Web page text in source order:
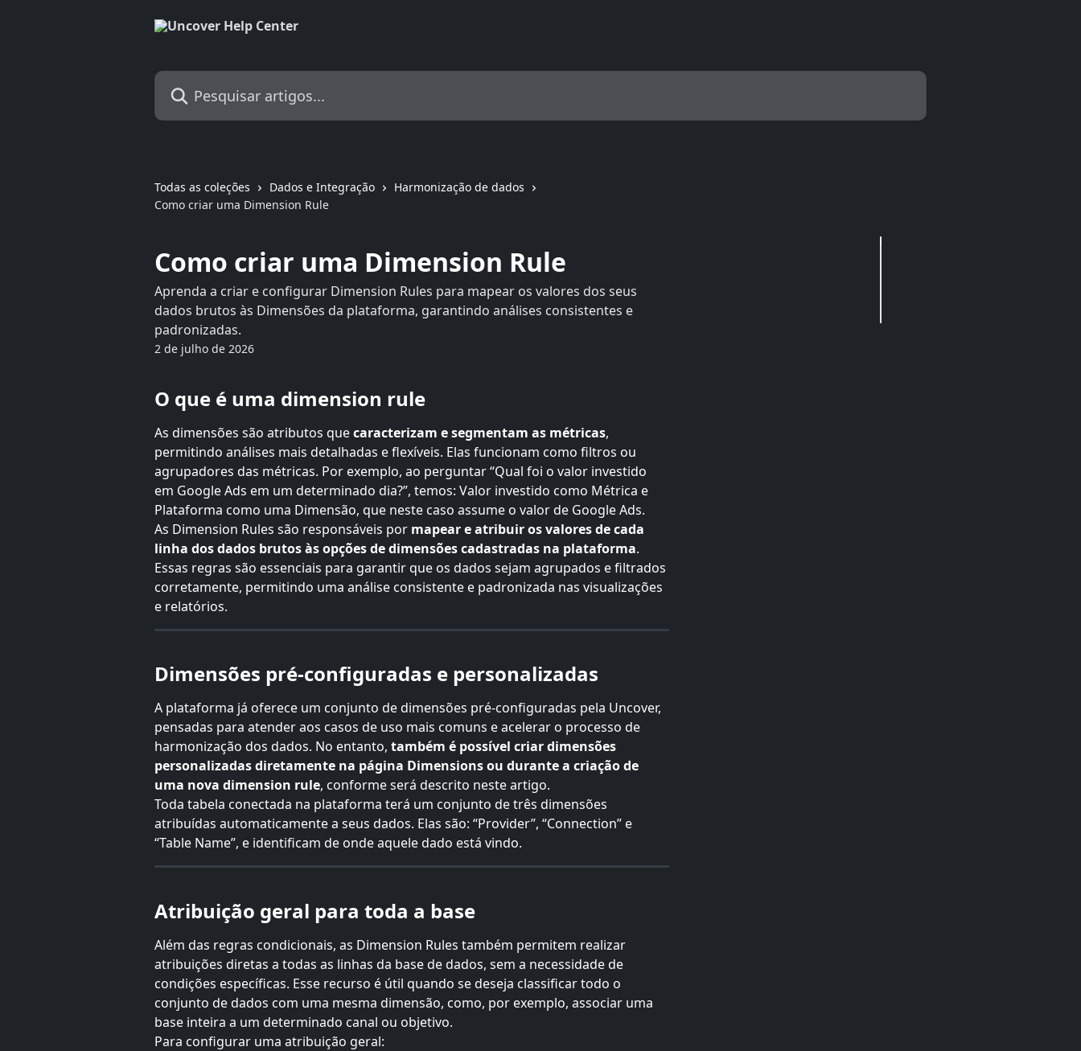
Pesquisar artigos...
Todas as coleções Dados e Integração
Harmonização de dados
Como criar uma Dimension Rule
Como criar uma Dimension Rule
Aprenda a criar e configurar Dimension Rules para mapear os valores dos seus
dados brutos às Dimensões da plataforma, garantindo análises consistentes e
padronizadas.
2 de julho de 2026
O que é uma dimension rule
As dimensões são atributos que caracterizam e segmentam as métricas,
permitindo análises mais detalhadas e flexíveis. Elas funcionam como filtros ou
agrupadores das métricas. Por exemplo, ao perguntar “Qual foi o valor investido
em Google Ads em um determinado dia?”, temos: Valor investido como Métrica e
Plataforma como uma Dimensão, que neste caso assume o valor de Google Ads.
As Dimension Rules são responsáveis por mapear e atribuir os valores de cada
linha dos dados brutos às opções de dimensões cadastradas na plataforma.
Essas regras são essenciais para garantir que os dados sejam agrupados e filtrados
corretamente, permitindo uma análise consistente e padronizada nas visualizações
e relatórios.
Dimensões pré-configuradas e personalizadas
A plataforma já oferece um conjunto de dimensões pré-configuradas pela Uncover,
pensadas para atender aos casos de uso mais comuns e acelerar o processo de
harmonização dos dados. No entanto, também é possível criar dimensões
personalizadas diretamente na página Dimensions ou durante a criação de
uma nova dimension rule, conforme será descrito neste artigo.
Toda tabela conectada na plataforma terá um conjunto de três dimensões
atribuídas automaticamente a seus dados. Elas são: “Provider”, “Connection” e
“Table Name”, e identificam de onde aquele dado está vindo.
Atribuição geral para toda a base
Além das regras condicionais, as Dimension Rules também permitem realizar
atribuições diretas a todas as linhas da base de dados, sem a necessidade de
condições específicas. Esse recurso é útil quando se deseja classificar todo o
conjunto de dados com uma mesma dimensão, como, por exemplo, associar uma
base inteira a um determinado canal ou objetivo.
Para configurar uma atribuição geral: